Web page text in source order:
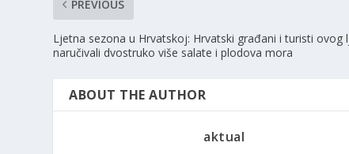
PREVIOUS
Ljetna sezona u Hrvatskoj: Hrvatski građani i turisti ovog
naručivali dvostruko više salate i plodova mora
ABOUT THE AUTHOR
aktual